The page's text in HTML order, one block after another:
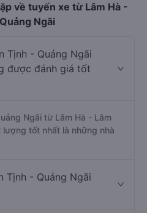
về tuyến xe từ Lâm Hà -
Ngãi
Tịnh - Quảng Ngãi
được đánh giá tốt
Ngãi từ Lâm Hà - Lâm
tốt nhất là những nhà
Tịnh - Quảng Ngãi